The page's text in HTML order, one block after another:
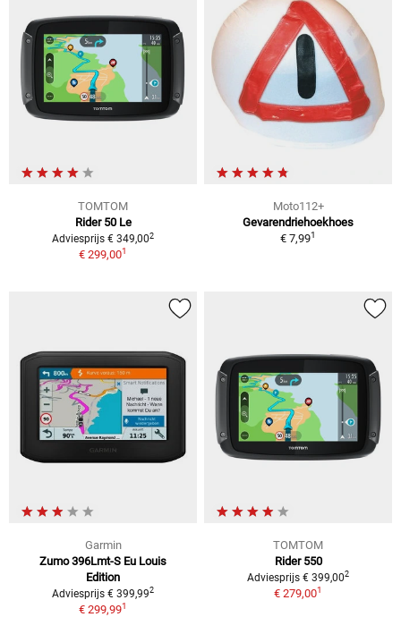
TOMTOM
Rider 50 Le
Adviesprijs € 349,002
€ 299,001
Moto112+
Gevarendriehoekhoes
€ 7,991
Garmin
Zumo 396Lmt-S Eu Louis
Edition
Adviesprijs € 399,992
€ 299,991
TOMTOM
Rider 550
Adviesprijs € 399,002
€ 279,001